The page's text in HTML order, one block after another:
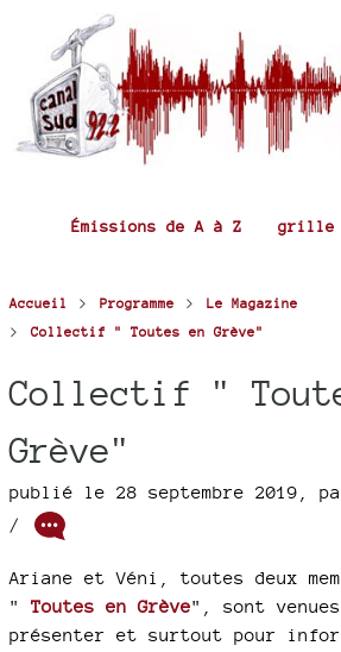
Émissions de A à Z grille
Accueil > Programme > Le Magazine
> Collectif " Toutes en Grève"
Collectif "
Grève"
publié le 28 septembre 2019
/
Ariane et Véni, toutes deux
" Toutes en Grève", sont
présenter et surtout pour